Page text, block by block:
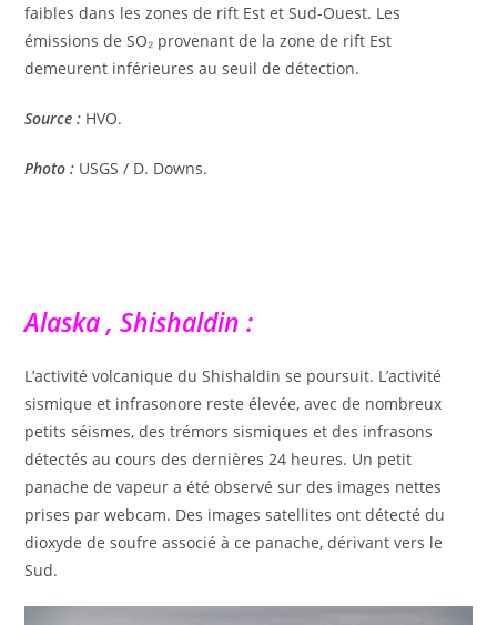
faibles dans les zones de rift Est et Sud-Ouest. Les
émissions de SO₂ provenant de la zone de rift Est
demeurent inférieures au seuil de détection.
Source : HVO.
Photo : USGS / D. Downs.
Alaska , Shishaldin :
L’activité volcanique du Shishaldin se poursuit. L’activité
sismique et infrasonore reste élevée, avec de nombreux
petits séismes, des trémors sismiques et des infrasons
détectés au cours des dernières 24 heures. Un petit
panache de vapeur a été observé sur des images nettes
prises par webcam. Des images satellites ont détecté du
dioxyde de soufre associé à ce panache, dérivant vers le
Sud.